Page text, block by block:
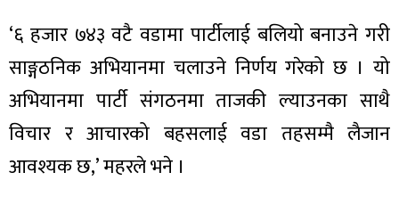
‘६ हजार ७४३ वटै वडामा पार्टीलाई बलियो बनाउने गरी
साङ्गठनिक अभियानमा चलाउने निर्णय गरेको छ । यो
अभियानमा पार्टी संगठनमा ताजकी ल्याउनका साथै
विचार र आचारको बहसलाई वडा तहसम्मै लैजान
आवश्यक छ,’ महरले भने ।